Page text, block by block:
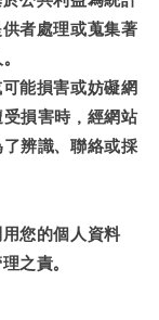
者處理或蒐集著
能損害或妨礙網
損害時，經網站
辨識、聯絡或採
您的個人資料
之責。